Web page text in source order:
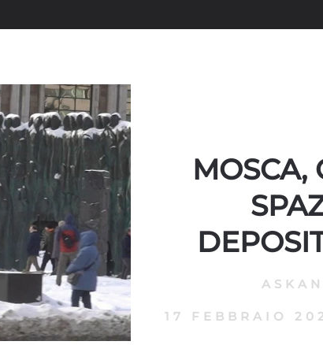
MOSCA,
17 FEBBRAIO